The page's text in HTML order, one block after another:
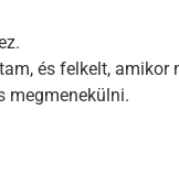
és felkelt, amikor
megmenekülni.